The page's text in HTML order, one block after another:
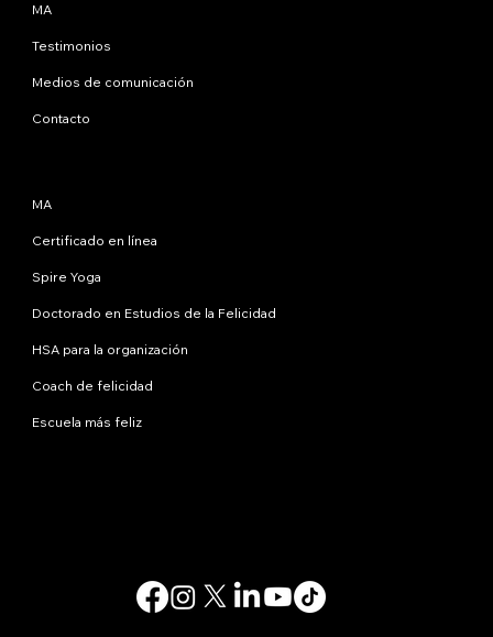
MA
Testimonios
Medios de comunicación
Contacto
MA
Certificado en línea
Spire Yoga
Doctorado en Estudios de la Felicidad
HSA para la organización
Coach de felicidad
Escuela más feliz